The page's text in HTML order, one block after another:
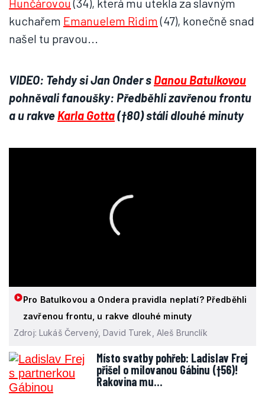
Hunčárovou(34), která mu utekla za slavným
kuchařem Emanuelem Ridim(47), konečně snad
našel tu pravou...
VIDEO: Tehdy si Jan Onder s Danou Batulkovou
pohněvali fanoušky: Předběhli zavřenou frontu
a u rakve Karla Gotta(†80) stáli dlouhé minuty
Pro Batulkovou a Ondera pravidla neplatí? Předběhli
zavřenou frontu, u rakve dlouhé minuty
Zdroj: Lukáš Červený, David Turek, Aleš Brunclík
Místo svatby pohřeb: Ladislav Frej
přišel o milovanou Gábinu (†56)!
Rakovina mu…